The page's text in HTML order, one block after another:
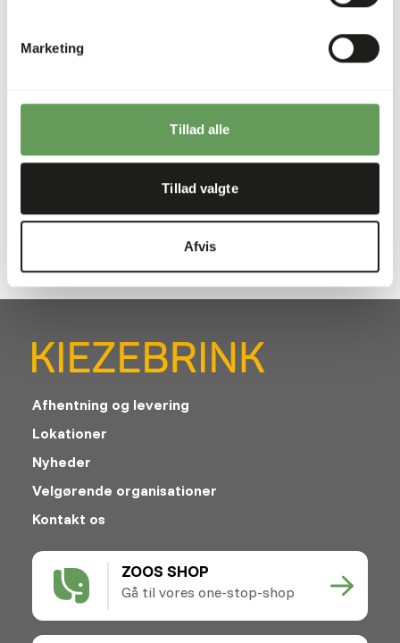
Marketing
Tillad alle
Tillad valgte
Afvis
vitamin
DK010
WARNING:
FORVENTET LEVERINGSTID: MINIMUM 10 HVERDAGE
Mere information
ZOOS SHOP
Gå til vores one-stop-shop
Afhentning og levering
Lokationer
Nyheder
Velgørende organisationer
Kontakt os